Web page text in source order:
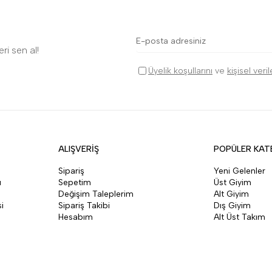
sen al!
Üyelik koşullarını ve kişisel
ALIŞVERİŞ
Sipariş
Sepetim
Değişim Taleplerim
Sipariş Takibi
Hesabım
POPÜLER
Yeni Gelenler
Üst Giyim
Alt Giyim
Dış Giyim
Alt Üst Takım